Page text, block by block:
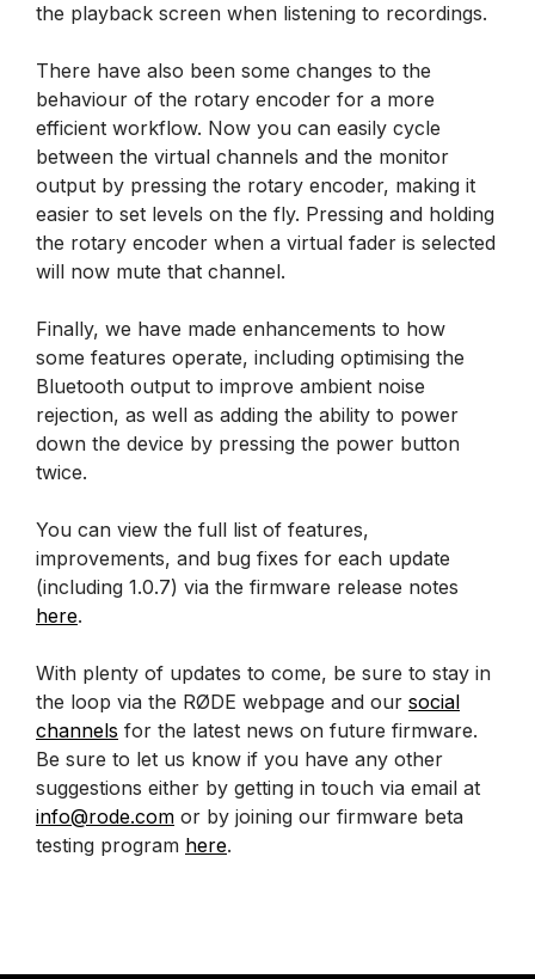
the playback screen when listening to recordings.
There have also been some changes to the
behaviour of the rotary encoder for a more
efficient workflow. Now you can easily cycle
between the virtual channels and the monitor
output by pressing the rotary encoder, making it
easier to set levels on the fly. Pressing and holding
the rotary encoder when a virtual fader is selected
will now mute that channel.
Finally, we have made enhancements to how
some features operate, including optimising the
Bluetooth output to improve ambient noise
rejection, as well as adding the ability to power
down the device by pressing the power button
twice.
You can view the full list of features,
improvements, and bug fixes for each update
(including 1.0.7) via the firmware release notes
here.
With plenty of updates to come, be sure to stay in
the loop via the RØDE webpage and our social
channels for the latest news on future firmware.
Be sure to let us know if you have any other
suggestions either by getting in touch via email at
info@rode.com or by joining our firmware beta
testing program here.